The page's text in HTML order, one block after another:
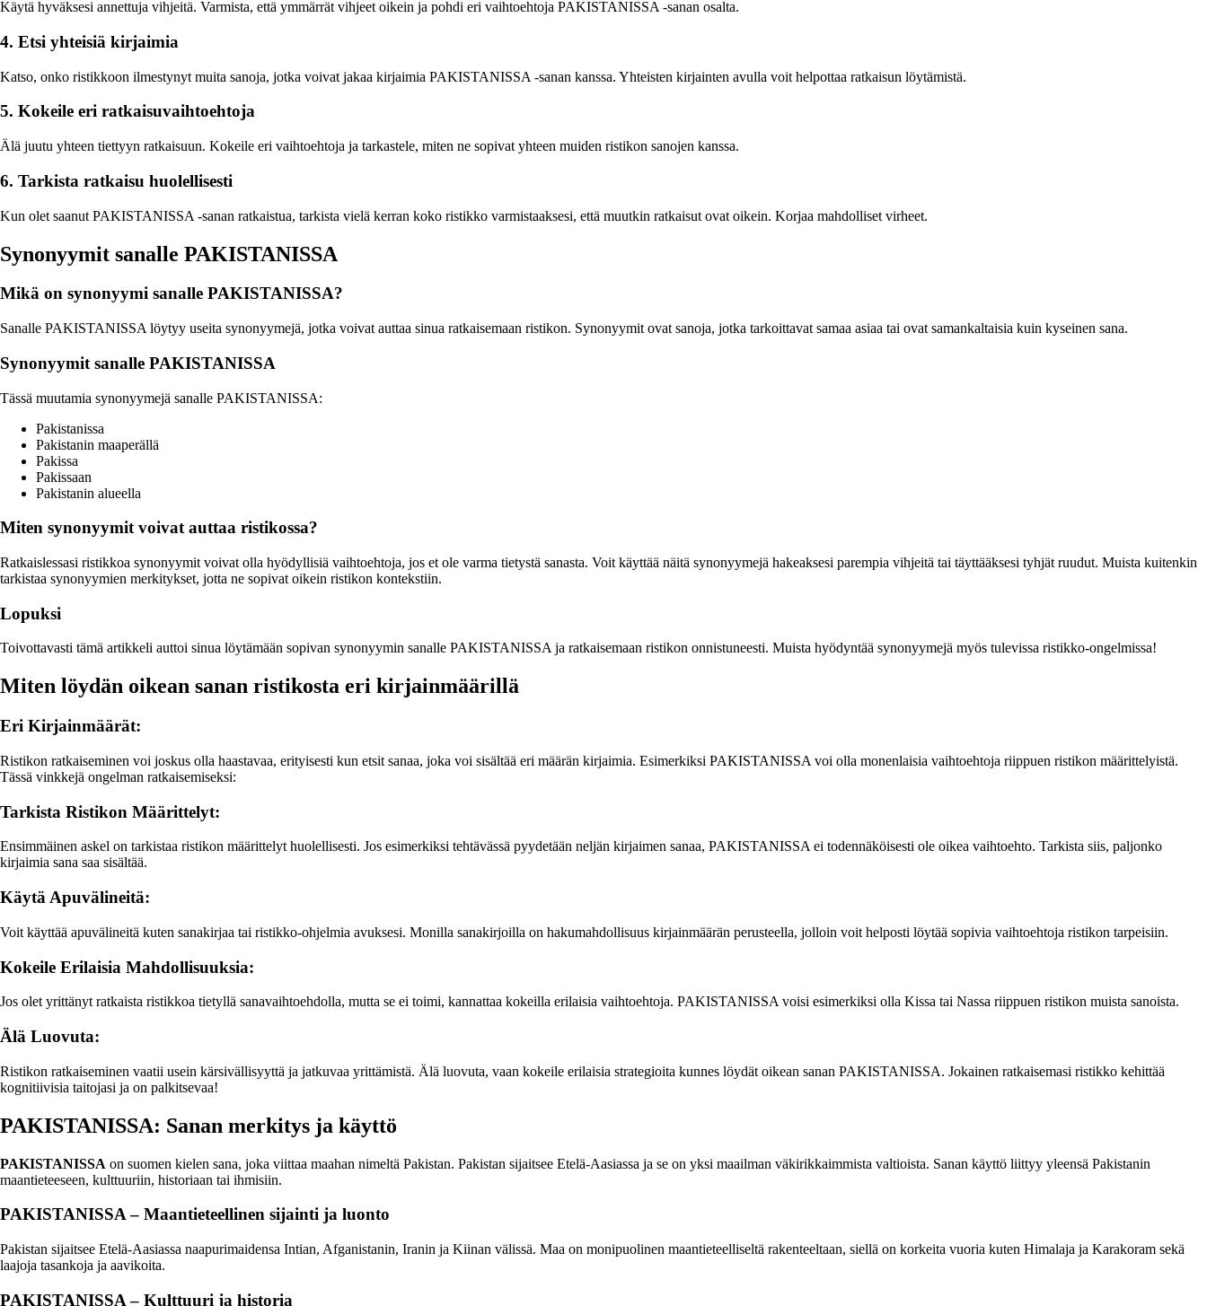
Käytä hyväksesi annettuja vihjeitä. Varmista, että ymmärrät vihjeet oikein ja pohdi eri vaihtoehtoja PAKISTANISSA -sanan osalta.
4. Etsi yhteisiä kirjaimia
Katso, onko ristikkoon ilmestynyt muita sanoja, jotka voivat jakaa kirjaimia PAKISTANISSA -sanan kanssa. Yhteisten kirjainten avulla voit helpottaa ratkaisun löytämistä.
5. Kokeile eri ratkaisuvaihtoehtoja
Älä juutu yhteen tiettyyn ratkaisuun. Kokeile eri vaihtoehtoja ja tarkastele, miten ne sopivat yhteen muiden ristikon sanojen kanssa.
6. Tarkista ratkaisu huolellisesti
Kun olet saanut PAKISTANISSA -sanan ratkaistua, tarkista vielä kerran koko ristikko varmistaaksesi, että muutkin ratkaisut ovat oikein. Korjaa mahdolliset virheet.
Synonyymit sanalle PAKISTANISSA
Mikä on synonyymi sanalle PAKISTANISSA?
Sanalle PAKISTANISSA löytyy useita synonyymejä, jotka voivat auttaa sinua ratkaisemaan ristikon. Synonyymit ovat sanoja, jotka tarkoittavat samaa asiaa tai ovat samankaltaisia kuin kyseinen sana.
Synonyymit sanalle PAKISTANISSA
Tässä muutamia synonyymejä sanalle PAKISTANISSA:
Pakistanissa
Pakistanin maaperällä
Pakissa
Pakissaan
Pakistanin alueella
Miten synonyymit voivat auttaa ristikossa?
Ratkaislessasi ristikkoa synonyymit voivat olla hyödyllisiä vaihtoehtoja, jos et ole varma tietystä sanasta. Voit käyttää näitä synonyymejä hakeaksesi parempia vihjeitä tai täyttääksesi tyhjät ruudut. Muista kuitenkin
tarkistaa synonyymien merkitykset, jotta ne sopivat oikein ristikon kontekstiin.
Lopuksi
Toivottavasti tämä artikkeli auttoi sinua löytämään sopivan synonyymin sanalle PAKISTANISSA ja ratkaisemaan ristikon onnistuneesti. Muista hyödyntää synonyymejä myös tulevissa ristikko-ongelmissa!
Miten löydän oikean sanan ristikosta eri kirjainmäärillä
Eri Kirjainmäärät:
Ristikon ratkaiseminen voi joskus olla haastavaa, erityisesti kun etsit sanaa, joka voi sisältää eri määrän kirjaimia. Esimerkiksi PAKISTANISSA voi olla monenlaisia vaihtoehtoja riippuen ristikon määrittelyistä.
Tässä vinkkejä ongelman ratkaisemiseksi:
Tarkista Ristikon Määrittelyt:
Ensimmäinen askel on tarkistaa ristikon määrittelyt huolellisesti. Jos esimerkiksi tehtävässä pyydetään neljän kirjaimen sanaa, PAKISTANISSA ei todennäköisesti ole oikea vaihtoehto. Tarkista siis, paljonko
kirjaimia sana saa sisältää.
Käytä Apuvälineitä:
Voit käyttää apuvälineitä kuten sanakirjaa tai ristikko-ohjelmia avuksesi. Monilla sanakirjoilla on hakumahdollisuus kirjainmäärän perusteella, jolloin voit helposti löytää sopivia vaihtoehtoja ristikon tarpeisiin.
Kokeile Erilaisia Mahdollisuuksia:
Jos olet yrittänyt ratkaista ristikkoa tietyllä sanavaihtoehdolla, mutta se ei toimi, kannattaa kokeilla erilaisia vaihtoehtoja. PAKISTANISSA voisi esimerkiksi olla Kissa tai Nassa riippuen ristikon muista sanoista.
Älä Luovuta:
Ristikon ratkaiseminen vaatii usein kärsivällisyyttä ja jatkuvaa yrittämistä. Älä luovuta, vaan kokeile erilaisia strategioita kunnes löydät oikean sanan PAKISTANISSA. Jokainen ratkaisemasi ristikko kehittää
kognitiivisia taitojasi ja on palkitsevaa!
PAKISTANISSA: Sanan merkitys ja käyttö
PAKISTANISSA on suomen kielen sana, joka viittaa maahan nimeltä Pakistan. Pakistan sijaitsee Etelä-Aasiassa ja se on yksi maailman väkirikkaimmista valtioista. Sanan käyttö liittyy yleensä Pakistanin
maantieteeseen, kulttuuriin, historiaan tai ihmisiin.
PAKISTANISSA – Maantieteellinen sijainti ja luonto
Pakistan sijaitsee Etelä-Aasiassa naapurimaidensa Intian, Afganistanin, Iranin ja Kiinan välissä. Maa on monipuolinen maantieteelliseltä rakenteeltaan, siellä on korkeita vuoria kuten Himalaja ja Karakoram sekä
laajoja tasankoja ja aavikoita.
PAKISTANISSA – Kulttuuri ja historia